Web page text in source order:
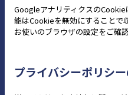
Googleアナリティクスの
能はCookieを無効にすることで
お使いのブラウザの設定をご確認
プライバシーポリシ